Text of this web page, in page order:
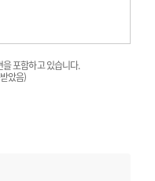
포함하고 있습니다.
았음)